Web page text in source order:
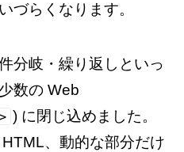
づらくなります。
分岐・繰り返しといっ
数の Web
) に閉じ込めました。
HTML、動的な部分だけ